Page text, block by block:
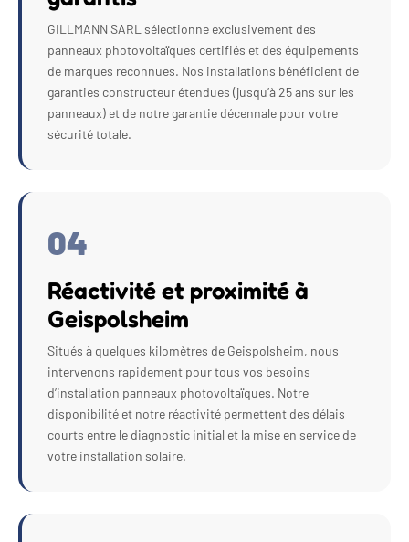
GILLMANN SARL sélectionne exclusivement des
panneaux photovoltaïques certifiés et des équipements
de marques reconnues. Nos installations bénéficient de
garanties constructeur étendues (jusqu’à 25 ans sur les
panneaux) et de notre garantie décennale pour votre
sécurité totale.
04
Réactivité et proximité à
Geispolsheim
Situés à quelques kilomètres de Geispolsheim, nous
intervenons rapidement pour tous vos besoins
d’installation panneaux photovoltaïques. Notre
disponibilité et notre réactivité permettent des délais
courts entre le diagnostic initial et la mise en service de
votre installation solaire.